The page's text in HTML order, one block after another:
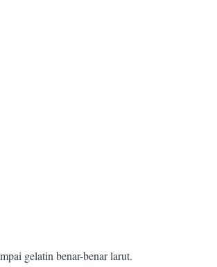
gelatin benar-benar larut.